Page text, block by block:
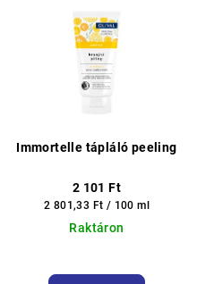
Immortelle tápláló peeling
2 101 Ft
Egységár:
2 801,33 Ft / 100 ml
Raktáron
termék